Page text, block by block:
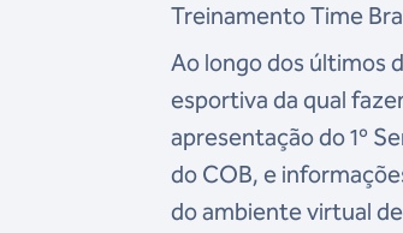
Treinamento Time
Ao longo dos últimos
esportiva da qual
apresentação do 1º
do COB, e
do ambiente virtual